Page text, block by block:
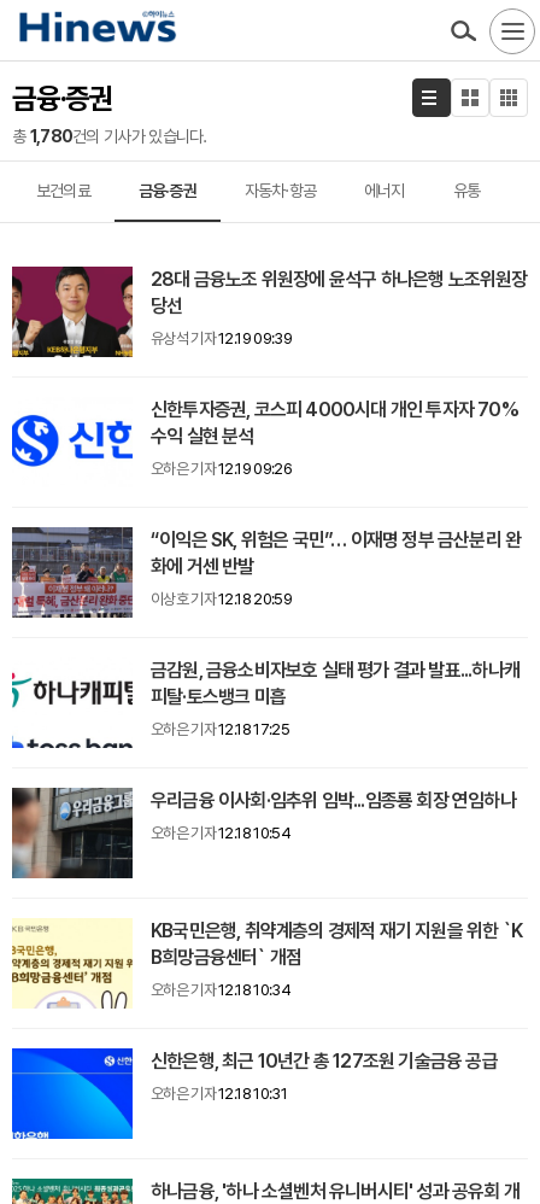
금융·증권
총1,780건의 기사가 있습니다.
보건의료 금융·증권 자동차·항공 에너지 유통
28대 금융노조 위원장에 윤석구 하나은행 노조위원장
당선
유상석 기자12.19 09:39
신한투자증권, 코스피 4000시대 개인 투자자 70%
수익 실현 분석
오하은 기자12.19 09:26
“이익은 SK, 위험은 국민”… 이재명 정부 금산분리 완
화에 거센 반발
이상호 기자12.18 20:59
금감원, 금융소비자보호 실태 평가 결과 발표...하나캐
피탈·토스뱅크 미흡
오하은 기자12.18 17:25
우리금융 이사회·임추위 임박...임종룡 회장 연임하나
오하은 기자12.18 10:54
KB국민은행, 취약계층의 경제적 재기 지원을 위한 `K
B희망금융센터` 개점
오하은 기자12.18 10:34
신한은행, 최근 10년간 총 127조원 기술금융 공급
오하은 기자12.18 10:31
하나금융, '하나 소셜벤처 유니버시티' 성과 공유회 개